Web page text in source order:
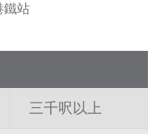
鐵站
三千呎以上